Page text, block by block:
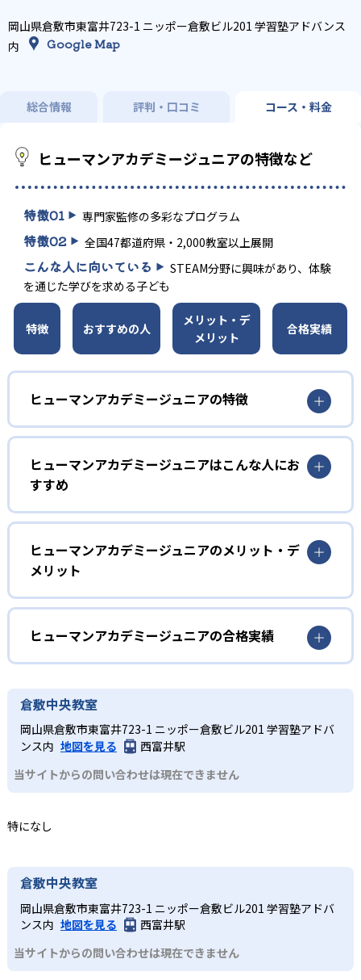
岡山県倉敷市東富井723-1 ニッポー倉敷ビル201 学習塾アドバンス
内
Google Map
総合情報 評判・口コミ コース・料金
ヒューマンアカデミージュニアの特徴など
特徴01 専門家監修の多彩なプログラム
特徴02 全国47都道府県・2,000教室以上展開
こんな人に向いている
STEAM分野に興味があり、体験
を通じた学びを求める子ども
特徴 おすすめの人
メリット・デ
メリット
合格実績
ヒューマンアカデミージュニアの特徴
1
多彩なコースラインナップ
ヒューマンアカデミージュニアでは、ロボット教室、ロボ
ティクスプロフェッサーコース、こどもプログラミング教
室、科学教室、さんすう数学教室の5つのコースを展開。
STEAM教育の考え方を取り入れ、子どもの「好き」を養
う。
ロボット教室の監修は、ロボットの世界大会「ロボカッ
プ」で史上初となる5年連続優勝を果たしたロボットクリエ
イター高橋智隆 氏。ロボティクスプロフェッサーコース
は、千葉工業大学fuRo（未来ロボット技術研究センター）
材監修はRailsプログラマーとして活躍する鳥井雪 氏で、科
学教室の監修は京都大学iCeMS特定助教の樋口雅一 氏。さ
んすう数学教室のアドバイザーには東京大学先端科学技術
研究センター教授の西成活裕 氏と、各分野の第一線で活躍
する人物が監修者・アドバイザーとして名を連ねる。
3 全国規模の安心感
日本全国47都道府県に2,000以上の教室を展開し、27,000
れ、仲間と切磋琢磨できる環境を提供している。
ヒューマンアカデミージュニアはこんな人にお
すすめ
幼児
子どもの好奇心を育みたい家庭
ヒューマンアカデミージュニアでは、ロボット教室のプラ
イマリーコースや科学教室（サイエンスゲーツ）など、小
学校入学前の幼児でも通えるコースが用意されている。ロ
ボットの作成や科学の実験を通して、子どもの好奇心を喚
起する。
楽しく学びを継続したい子ども
実際にロボットを作成するロボット教室、スモールステッ
プのこどもプログラミング教室、実験から学ぶ科学教室な
工夫が凝らされている。
もは実験や制作活動などを楽しみながら、学びを深めてい
り、探究力と表現力を磨くことができる。
ヒューマンアカデミージュニアのメリット・デ
メリット
どんなメリットがある?
ヒューマンアカデミージュニアは、ロボット教室、プログ
ラミング教室、科学教室、さんすう数学教室と多彩なコー
スを展開。世界的クリエイターや研究者などの専門家が監
修に基づいた内容で、子どもの探究意欲を引き出すことが
可能だ。全国2,000以上の教室ネットワークや全国大会を通
じたコミュニティ活動により、同世代の仲間と切磋琢磨で
きる環境が整い、継続的な学習意欲を維持しやすい点も大
きなメリットである。
どんなデメリットがある?
が中心であり、短期間でのスキル定着には家庭での復習や
用、毎月の授業料や材料費などが発生することもあるた
め、費用負担の点も留意が必要である。
ヒューマンアカデミージュニアの合格実績
ヒューマンアカデミージュニアは合格実績を公式サイトで
公開していない。
倉敷中央教室
岡山県倉敷市東富井723-1 ニッポー倉敷ビル201 学習塾アドバ
ンス内 地図を見る
西富井駅
当サイトからの問い合わせは現在できません
特になし
倉敷中央教室
岡山県倉敷市東富井723-1 ニッポー倉敷ビル201 学習塾アドバ
ンス内 地図を見る
西富井駅
当サイトからの問い合わせは現在できません